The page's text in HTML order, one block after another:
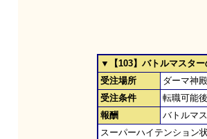
▼【103】バトルマスター
受注場所
ダーマ神殿
受注条件
転職可能
報酬
バトルマ
スーパーハイテンション